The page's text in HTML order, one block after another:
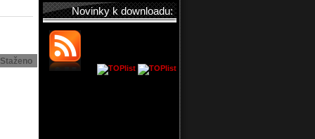
Staženo
Novinky k downloadu: